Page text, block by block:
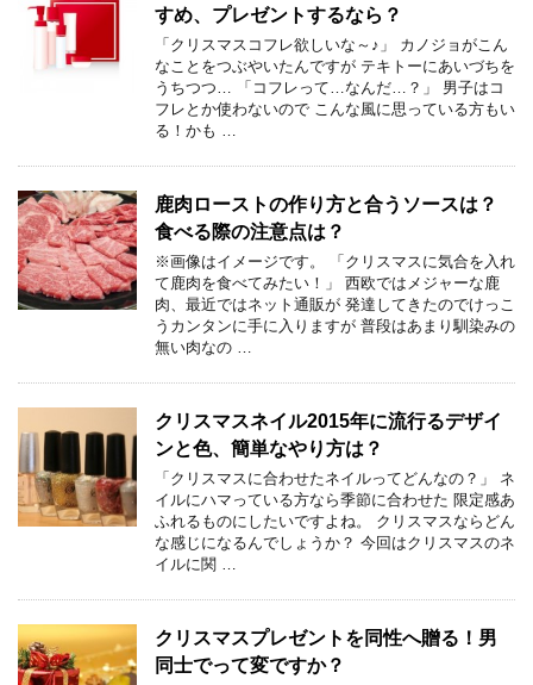
すめ、プレゼントするなら？
「クリスマスコフレ欲しいな～♪」 カノジョがこん
なことをつぶやいたんですが テキトーにあいづちを
うちつつ… 「コフレって…なんだ…？」 男子はコ
フレとか使わないので こんな風に思っている方もい
る！かも …
鹿肉ローストの作り方と合うソースは？
食べる際の注意点は？
※画像はイメージです。 「クリスマスに気合を入れ
て鹿肉を食べてみたい！」 西欧ではメジャーな鹿
肉、最近ではネット通販が 発達してきたのでけっこ
うカンタンに手に入りますが 普段はあまり馴染みの
無い肉なの …
クリスマスネイル2015年に流行るデザイ
ンと色、簡単なやり方は？
「クリスマスに合わせたネイルってどんなの？」 ネ
イルにハマっている方なら季節に合わせた 限定感あ
ふれるものにしたいですよね。 クリスマスならどん
な感じになるんでしょうか？ 今回はクリスマスのネ
イルに関 …
クリスマスプレゼントを同性へ贈る！男
同士でって変ですか？